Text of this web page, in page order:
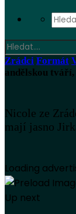
Zrádci Formát
andělskou
Nicole ze
mají jasno
Loading
Up next